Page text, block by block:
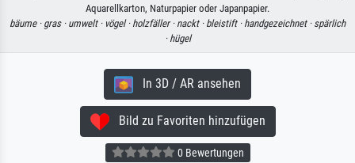
Aquarellkarton, Naturpapier oder Japanpapier.
bäume · gras · umwelt · vögel · holzfäller · nackt · bleistift · handgezeichnet · spärlich
· hügel
In 3D / AR ansehen
Bild zu Favoriten hinzufügen
0 Bewertungen